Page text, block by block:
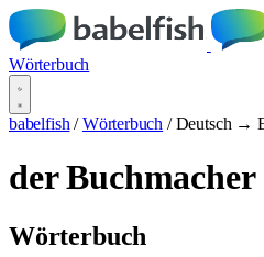
Wörterbuch
babelfish / Wörterbuch / Deutsch →
der Buchmacher
Wörterbuch